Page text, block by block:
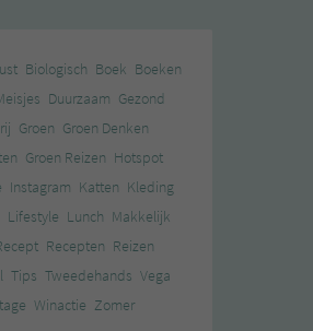
Biologisch Boek Boeken
Duurzaam Gezond
Groen Groen Denken
Groen Reizen Hotspot
Instagram Katten Kleding
Lifestyle Lunch Makkelijk
Recepten Reizen
Tips Tweedehands Vega
Winactie Zomer